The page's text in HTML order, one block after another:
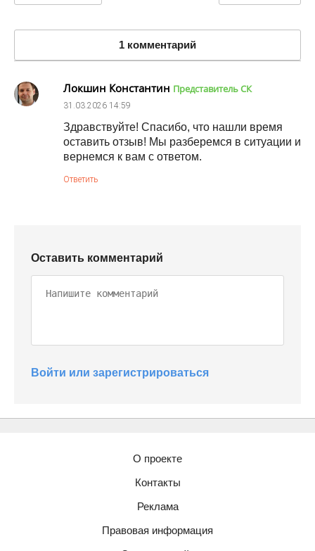
1 комментарий
Локшин Константин Представитель СК
31.03.2026 14:59
Здравствуйте! Спасибо, что нашли время
оставить отзыв! Мы разберемся в ситуации и
вернемся к вам с ответом.
Ответить
Оставить комментарий
Войти или зарегистрироваться
О проекте
Контакты
Реклама
Правовая информация